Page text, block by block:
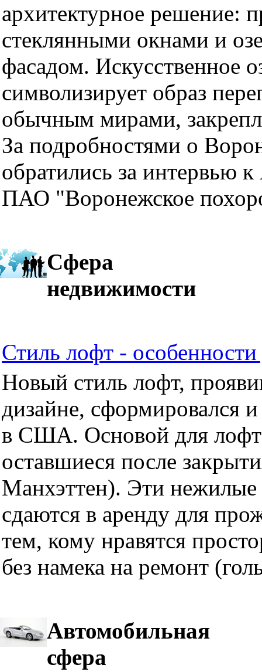
архитектурное решение:
стеклянными окнами и
фасадом. Искусственное
символизирует образ
обычным мирами,
За подробностями о
обратились за интервью
ПАО "Воронежское
Сфера
недвижимости
Стиль лофт -
Новый стиль лофт,
дизайне, сформировался
в США. Основой для
оставшиеся после
Манхэттен). Эти нежилые
сдаются в аренду для
тем, кому нравятся
без намека на ремонт
Автомобильная
сфера